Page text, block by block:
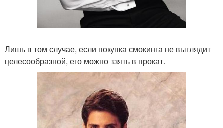
Лишь в том случае, если покупка смокинга не выглядит
целесообразной, его можно взять в прокат.